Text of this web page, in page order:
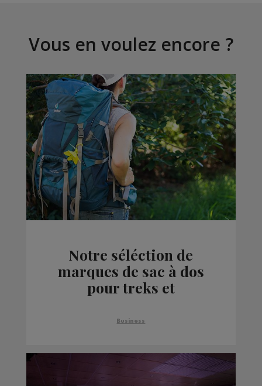
Vous en voulez encore ?
Notre séléction de
marques de sac à dos
pour treks et
Business